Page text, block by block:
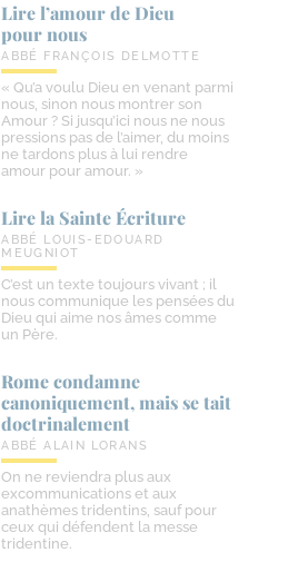
Lire l’amour de Dieu
pour nous
ABBÉ FRANÇOIS DELMOTTE
« Qu’a voulu Dieu en venant parmi
nous, sinon nous montrer son
Amour ? Si jusqu’ici nous ne nous
pressions pas de l’aimer, du moins
ne tardons plus à lui rendre
amour pour amour. »
Lire la Sainte Écriture
ABBÉ LOUIS-EDOUARD
MEUGNIOT
C’est un texte toujours vivant ; il
nous communique les pensées du
Dieu qui aime nos âmes comme
un Père.
Rome condamne
canoniquement, mais se tait
doctrinalement
ABBÉ ALAIN LORANS
On ne reviendra plus aux
excommunications et aux
anathèmes tridentins, sauf pour
ceux qui défendent la messe
tridentine.